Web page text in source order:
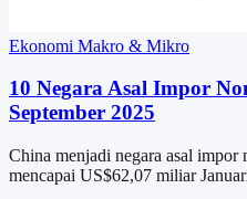
Ekonomi Makro & Mikro
10 Negara Asal Impor
September 2025
China menjadi negara asal impor
mencapai US$62,07 miliar